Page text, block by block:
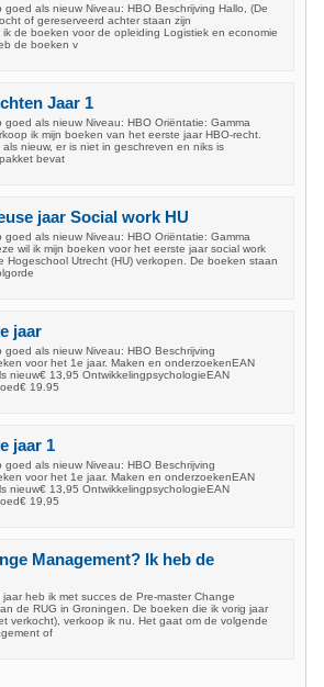
als nieuw Niveau: HBO Beschrijving Hallo, (De
of gereserveerd achter staan zijn
ik de boeken voor de opleiding Logistiek en economie
de boeken v
Jaar 1
goed als nieuw Niveau: HBO Oriëntatie: Gamma
ik mijn boeken van het eerste jaar HBO-recht.
nieuw, er is niet in geschreven en niks is
bevat
jaar Social work HU
goed als nieuw Niveau: HBO Oriëntatie: Gamma
wil ik mijn boeken voor het eerste jaar social work
Hogeschool Utrecht (HU) verkopen. De boeken staan
jaar
goed als nieuw Niveau: HBO Beschrijving
voor het 1e jaar. Maken en onderzoekenEAN
nieuw€ 13,95 OntwikkelingpsychologieEAN
19.95
jaar 1
goed als nieuw Niveau: HBO Beschrijving
voor het 1e jaar. Maken en onderzoekenEAN
nieuw€ 13,95 OntwikkelingpsychologieEAN
19,95
Management? Ik heb de
jaar heb ik met succes de Pre-master Change
de RUG in Groningen. De boeken die ik vorig jaar
verkocht), verkoop ik nu. Het gaat om de volgende
of